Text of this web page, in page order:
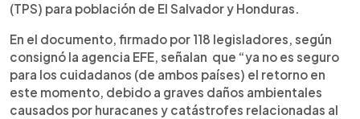
(TPS) para población de El Salvador y Honduras.
En el documento, firmado por 118 legisladores, según
consignó la agencia EFE, señalan que “ya no es seguro
para los cuidadanos (de ambos países) el retorno en
este momento, debido a graves daños ambientales
causados por huracanes y catástrofes relacionadas al